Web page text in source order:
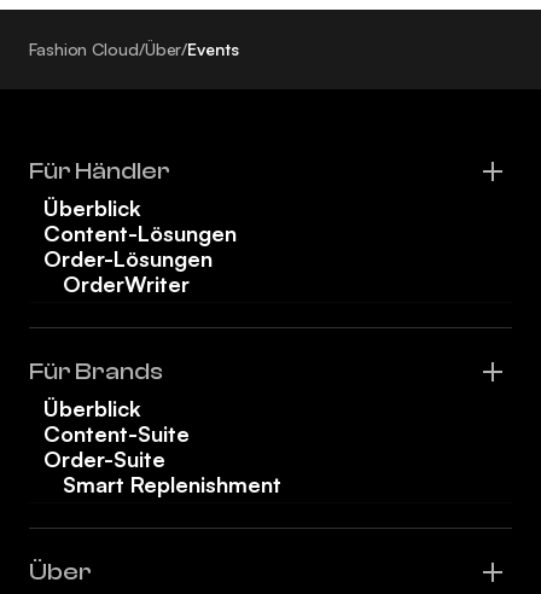
Fashion Cloud/Über/Events
Für Händler
Überblick
Content-Lösungen
Order-Lösungen
OrderWriter
Für Brands
Überblick
Content-Suite
Order-Suite
Smart Replenishment
Über